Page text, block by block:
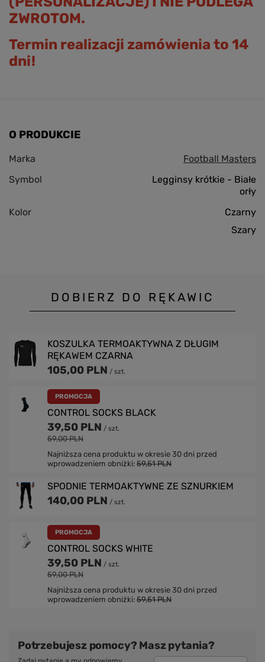
ZWROTOM.
Termin realizacji zamówienia to 14
dni!
O PRODUKCIE
Marka
Football Masters
Symbol
Legginsy krótkie - Białe
orły
Kolor
Czarny
Szary
DOBIERZ DO RĘKAWIC
KOSZULKA TERMOAKTYWNA Z DŁUGIM
RĘKAWEM CZARNA
105,00 PLN / szt.
PROMOCJA
CONTROL SOCKS BLACK
39,50 PLN / szt.
Najniższa cena produktu w okresie 30 dni przed
wprowadzeniem obniżki: 59,51 PLN
59,00 PLN
SPODNIE TERMOAKTYWNE ZE SZNURKIEM
140,00 PLN / szt.
PROMOCJA
CONTROL SOCKS WHITE
39,50 PLN / szt.
Najniższa cena produktu w okresie 30 dni przed
wprowadzeniem obniżki: 59,51 PLN
59,00 PLN
Potrzebujesz pomocy? Masz pytania?